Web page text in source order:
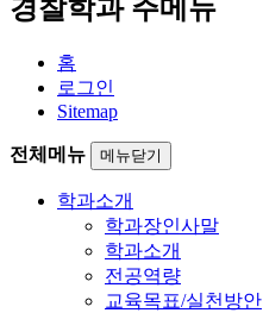
경찰학과 주메뉴
홈
로그인
Sitemap
전체메뉴 메뉴닫기
학과소개
학과장인사말
학과소개
전공역량
교육목표/실천방안